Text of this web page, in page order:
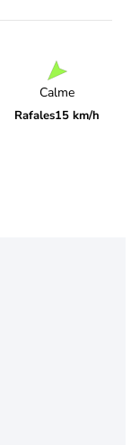
Calme
Rafales15 km/h